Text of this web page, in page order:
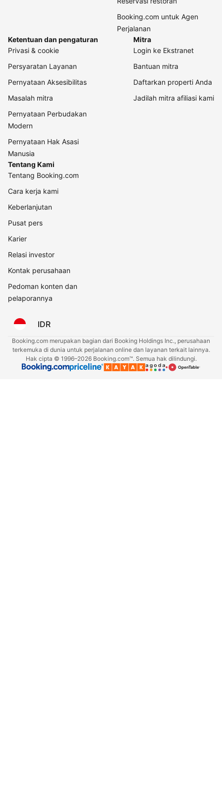
Booking.com untuk Agen
Perjalanan
Ketentuan dan pengaturan
Privasi & cookie
Persyaratan Layanan
Pernyataan Aksesibilitas
Masalah mitra
Pernyataan Perbudakan
Modern
Pernyataan Hak Asasi
Manusia
Mitra
Login ke Ekstranet
Bantuan mitra
Daftarkan properti Anda
Jadilah mitra afiliasi kami
Tentang Kami
Tentang Booking.com
Cara kerja kami
Keberlanjutan
Pusat pers
Karier
Relasi investor
Kontak perusahaan
Pedoman konten dan
pelaporannya
IDR
Booking.com merupakan bagian dari Booking Holdings Inc., perusahaan
terkemuka di dunia untuk perjalanan online dan layanan terkait lainnya.
Hak cipta © 1996–2026 Booking.com™. Semua hak dilindungi.